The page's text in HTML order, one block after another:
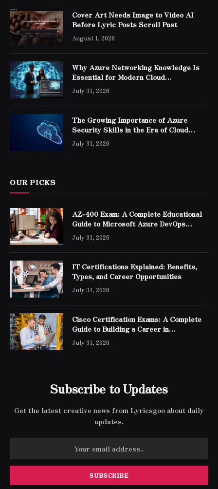
Cover Art Needs Image to Video AI
Before Lyric Posts Scroll Past
August 1, 2026
Why Azure Networking Knowledge Is
Essential for Modern Cloud
Professionals
July 31, 2026
The Growing Importance of Azure
Security Skills in the Era of Cloud
Computing
July 31, 2026
OUR PICKS
AZ-400 Exam: A Complete Educational
Guide to Microsoft Azure DevOps
Engineer Expert Certification
July 31, 2026
IT Certifications Explained: Benefits,
Types, and Career Opportunities
July 31, 2026
Cisco Certification Exams: A Complete
Guide to Building a Career in
Networking
July 31, 2026
Subscribe to Updates
Get the latest creative news from Lyricsgoo about daily
updates.